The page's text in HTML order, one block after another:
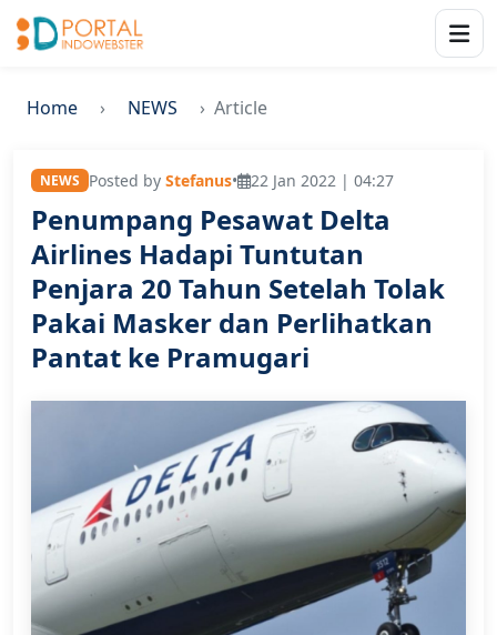
Home NEWS Article
NEWS Posted by Stefanus• 22 Jan 2022 | 04:27
Penumpang Pesawat Delta
Airlines Hadapi Tuntutan
Penjara 20 Tahun Setelah Tolak
Pakai Masker dan Perlihatkan
Pantat ke Pramugari